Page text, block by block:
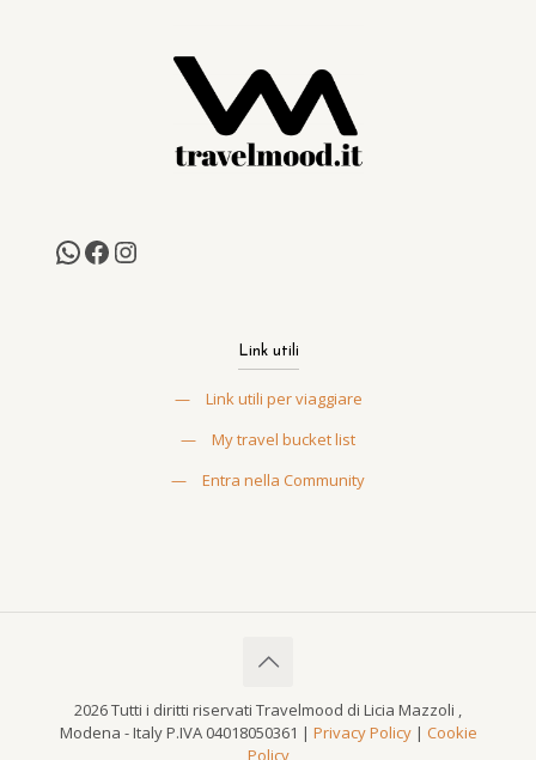
Link utili
—
Link utili per viaggiare
—
My travel bucket list
—
Entra nella Community
2026 Tutti i diritti riservati Travelmood di Licia Mazzoli ,
Modena - Italy P.IVA 04018050361 | Privacy Policy| Cookie
Policy